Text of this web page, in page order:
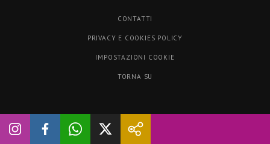
CONTATTI
PRIVACY E COOKIES POLICY
IMPOSTAZIONI COOKIE
TORNA SU